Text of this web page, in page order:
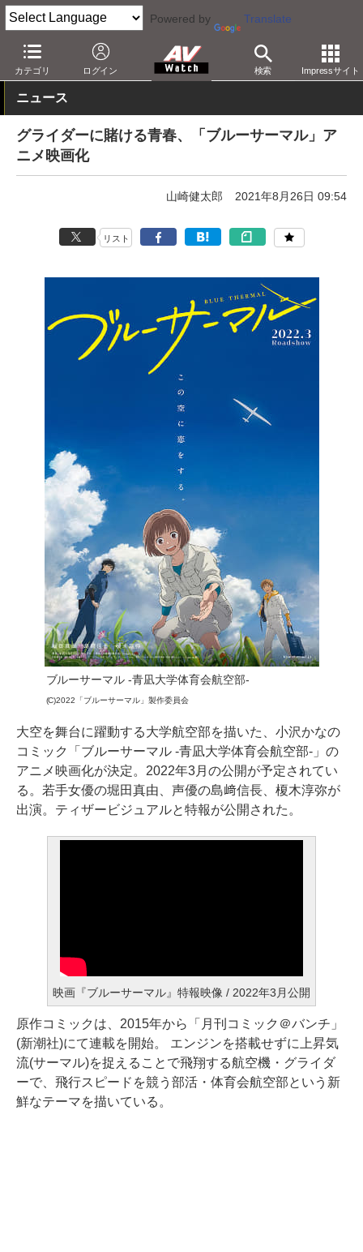
Powered by Translate
カテゴリ ログイン 検索 Impressサイト
AV Watch コンテンツ・サービス 映画 映画作品
ニュース
グライダーに賭ける青春、「ブルーサーマル」ア
ニメ映画化
山崎健太郎 2021年8月26日 09:54
リスト
ブルーサーマル -青凪大学体育会航空部-
(C)2022「ブルーサーマル」製作委員会
大空を舞台に躍動する大学航空部を描いた、小沢かなの
コミック「ブルーサーマル -青凪大学体育会航空部-」の
アニメ映画化が決定。2022年3月の公開が予定されてい
る。若手女優の堀田真由、声優の島﨑信長、榎木淳弥が
出演。ティザービジュアルと特報が公開された。
映画『ブルーサーマル』特報映像 / 2022年3月公開
原作コミックは、2015年から「月刊コミック＠バンチ」
(新潮社)にて連載を開始。 エンジンを搭載せずに上昇気
流(サーマル)を捉えることで飛翔する航空機・グライダ
ーで、飛行スピードを競う部活・体育会航空部という新
鮮なテーマを描いている。